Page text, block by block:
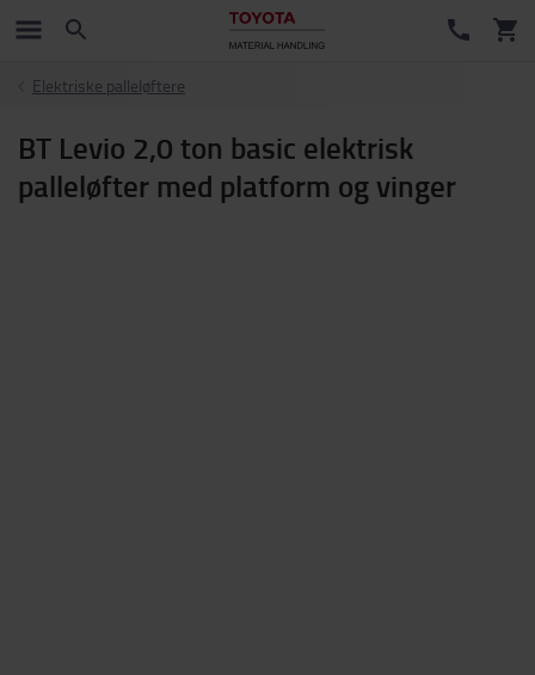
Elektriske palleløftere
BT Levio 2,0 ton basic elektrisk
palleløfter med platform og vinger